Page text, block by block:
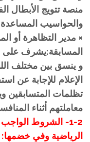
منصة تتويج الأبطال
والحواسيب المساعدة
× مدير التظاهرة أو
المسابقة:يشرف على
و ينسق بين مختلف
الإعلام للإجابة عن
تظلمات المتسابقين
معاملتهم أثناء
1-2- الشروط
الرياضية وفي خضمها: